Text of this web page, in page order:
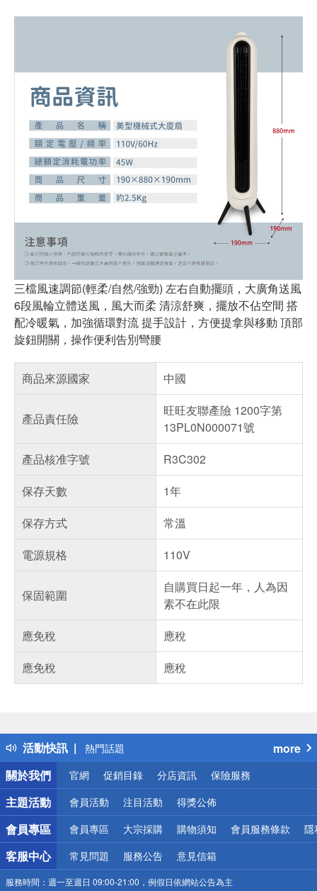
三檔風速調節(輕柔/自然/強勁) 左右自動擺頭，大廣角送風
6段風輪立體送風，風大而柔 清涼舒爽，擺放不佔空間 搭
配冷暖氣，加強循環對流 提手設計，方便提拿與移動 頂部
旋鈕開關，操作便利告別彎腰
商品來源國家 中國
產品責任險
旺旺友聯產險 1200字第
13PL0N000071號
產品核准字號
R3C302
保存天數
1年
保存方式
常溫
電源規格
110V
保固範圍
自購買日起一年，人為因
素不在此限
應免稅
應稅
應免稅
應稅
活動快訊
得獎公告
熱門話題
銀行優惠
偏遠地區配送
詐騙網頁！請小心！
more
關於我們
官網 促銷目錄 分店資訊 保險服務
主題活動 會員活動 注目活動 得獎公佈
會員專區 會員專區 大宗採購 購物須知 會員服務條款 隱
客服中心 常見問題 服務公告 意見信箱
服務時間： 週一至週日 09:00-21:00，例假日依網站公告為主